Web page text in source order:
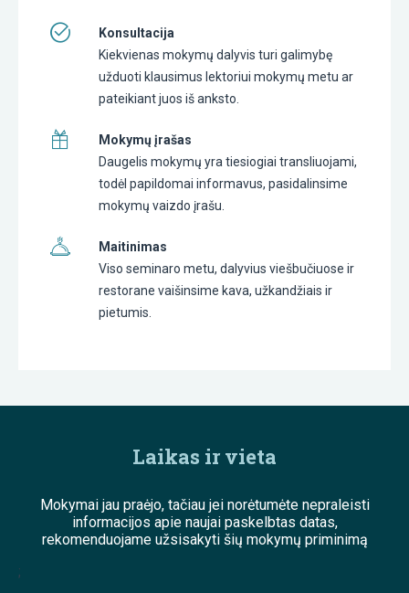
Konsultacija
Kiekvienas mokymų dalyvis turi galimybę
užduoti klausimus lektoriui mokymų metu ar
pateikiant juos iš anksto.
Mokymų įrašas
Daugelis mokymų yra tiesiogiai transliuojami,
todėl papildomai informavus, pasidalinsime
mokymų vaizdo įrašu.
Maitinimas
Viso seminaro metu, dalyvius viešbučiuose ir
restorane vaišinsime kava, užkandžiais ir
pietumis.
Laikas ir vieta
Mokymai jau praėjo, tačiau jei norėtumėte nepraleisti
informacijos apie naujai paskelbtas datas,
rekomenduojame užsisakyti šių mokymų priminimą
;